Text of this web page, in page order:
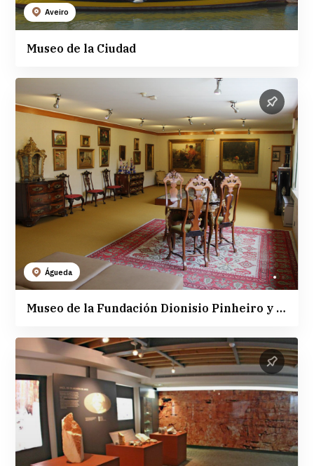
Aveiro
Museo de la Ciudad
Águeda
Museo de la Fundación Dionisio Pinheiro y Alice Cardoso Pinheiro